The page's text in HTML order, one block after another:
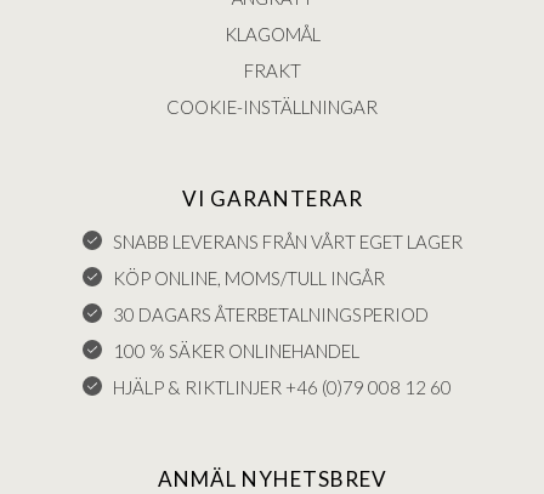
KLAGOMÅL
FRAKT
COOKIE-INSTÄLLNINGAR
VI GARANTERAR
SNABB LEVERANS FRÅN VÅRT EGET LAGER
KÖP ONLINE, MOMS/TULL INGÅR
30 DAGARS ÅTERBETALNINGSPERIOD
100 % SÄKER ONLINEHANDEL
HJÄLP & RIKTLINJER +46 (0)79 008 12 60
ANMÄL NYHETSBREV